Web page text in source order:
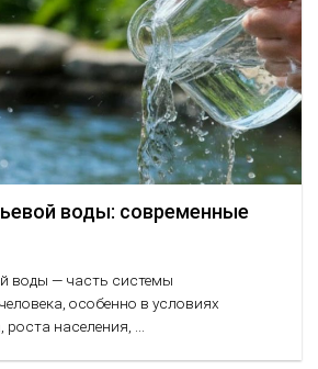
воды: современные
воды — часть системы
особенно в условиях
населения, ...